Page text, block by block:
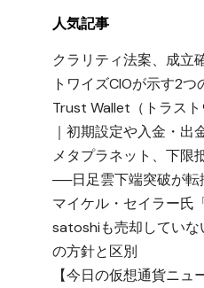
人気記事
クラリティ法案、成立
トワイズCIOが示す2つ
Trust Wallet（トラス
｜初期設定や入金・出
メタプラネット、下限
──日足雲下端突破が
マイケル・セイラー氏
satoshiも売却してい
の方針と区別
【今日の仮想通貨ニ